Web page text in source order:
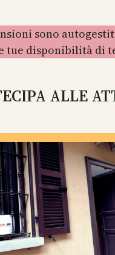
sono
tue disponibilità di
ALLE